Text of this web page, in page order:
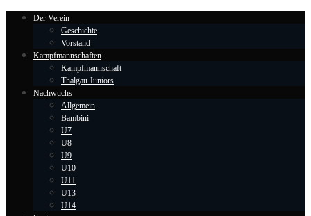
Der Verein
Geschichte
Vorstand
Kampfmannschaften
Kampfmannschaft
Thalgau Juniors
Nachwuchs
Allgemein
Bambini
U7
U8
U9
U10
U11
U13
U14